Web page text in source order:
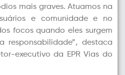
mais graves. Atuamos na
e comunidade e no
focos quando eles surgem
responsabilidade”, destaca
executivo da EPR Vias do